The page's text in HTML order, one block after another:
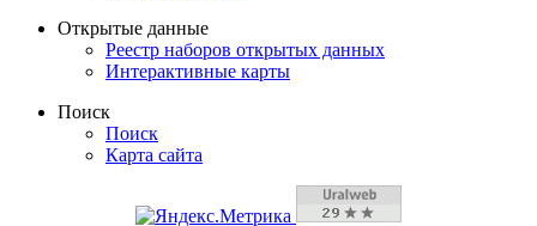
Открытые данные
Реестр наборов открытых данных
Интерактивные карты
Поиск
Поиск
Карта сайта